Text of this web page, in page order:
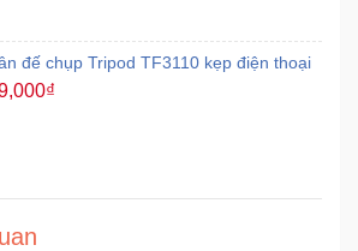
đế chụp Tripod TF3110 kẹp điện thoại